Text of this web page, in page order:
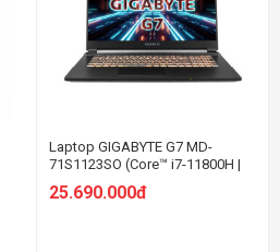
Laptop GIGABYTE G7 MD-
71S1123SO (Core™ i7-11800H |
17.3 inch FHD | Win 11 | Đen)
25.690.000đ